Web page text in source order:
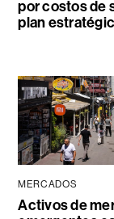
por costos de
plan
MERCADOS
Activos de